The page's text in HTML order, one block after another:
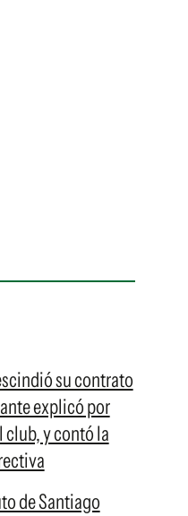
su contrato
explicó por
club, y contó la
de Santiago